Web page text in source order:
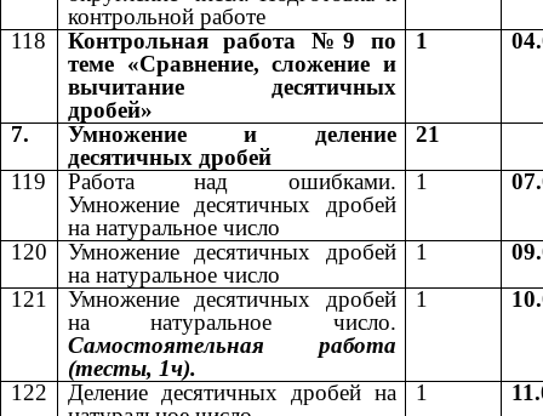
контрольной работе
118
Контрольная работа №9 по
теме «Сравнение, сложение и
вычитание десятичных
дробей»
1
7.
Умножение и деление
десятичных дробей
21
119
Работа над ошибками.
Умножение десятичных дробей
на натуральное число
1
120
Умножение десятичных дробей
на натуральное число
1
121
Умножение десятичных дробей
на натуральное число.
Самостоятельная работа
(тесты, 1ч).
1
122
Деление десятичных дробей на
1